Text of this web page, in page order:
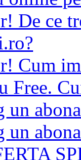
De ce
Cum
Free.
un
un